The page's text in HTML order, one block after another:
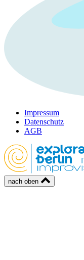
Impressum
Datenschutz
AGB
nach oben